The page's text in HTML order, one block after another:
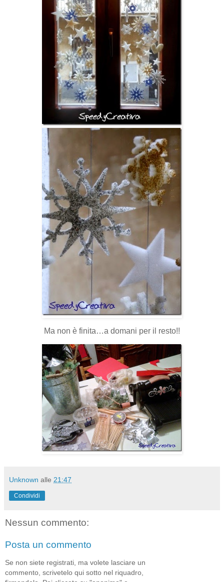
Ma non è finita…a domani per il resto!!
Unknown alle 21:47
Condividi
Nessun commento:
Posta un commento
Se non siete registrati, ma volete lasciare un
commento, scrivetelo qui sotto nel riquadro,